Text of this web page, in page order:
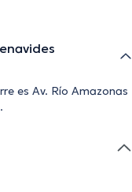
es Av. Río Amazonas